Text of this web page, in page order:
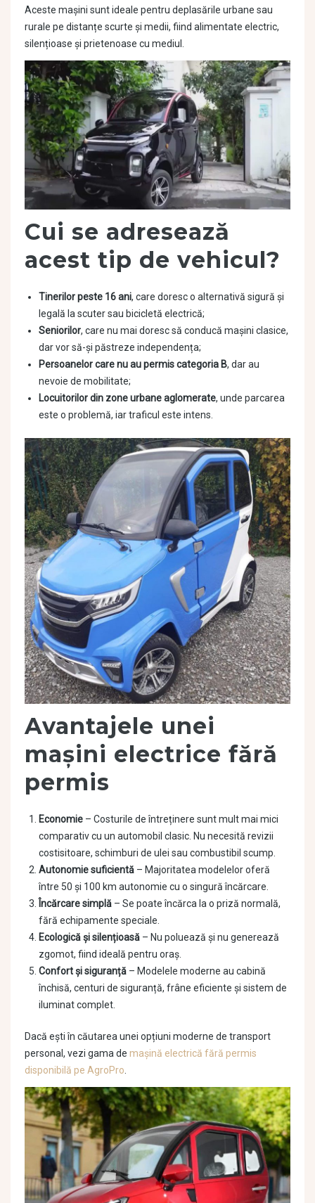
Aceste mașini sunt ideale pentru deplasările urbane sau
rurale pe distanțe scurte și medii, fiind alimentate electric,
silențioase și prietenoase cu mediul.
Cui se adresează
acest tip de vehicul?
Tinerilor peste 16 ani, care doresc o alternativă sigură și
legală la scuter sau bicicletă electrică;
Seniorilor, care nu mai doresc să conducă mașini clasice,
dar vor să-și păstreze independența;
Persoanelor care nu au permis categoria B, dar au
nevoie de mobilitate;
Locuitorilor din zone urbane aglomerate, unde parcarea
este o problemă, iar traficul este intens.
Avantajele unei
mașini electrice fără
permis
Economie – Costurile de întreținere sunt mult mai mici
comparativ cu un automobil clasic. Nu necesită revizii
costisitoare, schimburi de ulei sau combustibil scump.
Autonomie suficientă – Majoritatea modelelor oferă
între 50 și 100 km autonomie cu o singură încărcare.
Încărcare simplă – Se poate încărca la o priză normală,
fără echipamente speciale.
Ecologică și silențioasă – Nu poluează și nu generează
zgomot, fiind ideală pentru oraș.
Confort și siguranță – Modelele moderne au cabină
închisă, centuri de siguranță, frâne eficiente și sistem de
iluminat complet.
Dacă ești în căutarea unei opțiuni moderne de transport
personal, vezi gama de mașină electrică fără permis
disponibilă pe AgroPro